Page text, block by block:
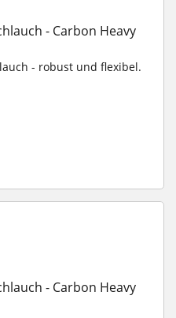
- Carbon Heavy
- robust und flexibel.
- Carbon Heavy